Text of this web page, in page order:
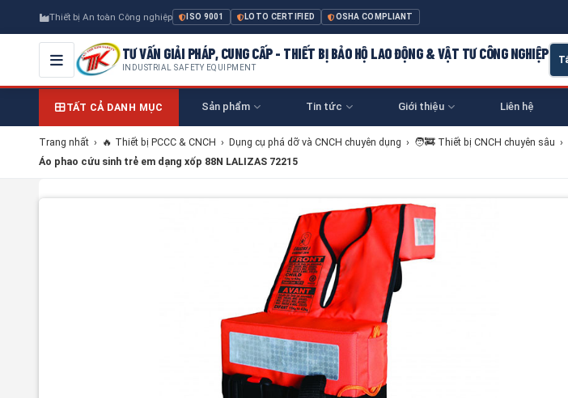
Thiết bị An toàn Công nghiệp ISO 9001 LOTO CERTIFIED OSHA COMPLIANT
TƯ VẤN GIẢI PHÁP, CUNG CẤP - THIẾT BỊ BẢO HỘ LAO ĐỘNG & VẬT TƯ CÔNG NGHIỆP
INDUSTRIAL SAFETY EQUIPMENT
TẤT CẢ DANH MỤC Sản phẩm Tin tức Giới thiệu Liên hệ
Trang nhất › 🔥 Thiết bị PCCC & CNCH › Dụng cụ phá dỡ và CNCH chuyên dụng › 🧑‍🚒 Thiết bị CNCH chuyên sâu ›
Áo phao cứu sinh trẻ em dạng xốp 88N LALIZAS 72215